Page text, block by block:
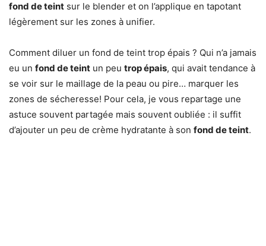
fond de teint sur le blender et on l’applique en tapotant
légèrement sur les zones à unifier.
Comment diluer un fond de teint trop épais ? Qui n’a jamais
eu un fond de teint un peu trop épais, qui avait tendance à
se voir sur le maillage de la peau ou pire… marquer les
zones de sécheresse! Pour cela, je vous repartage une
astuce souvent partagée mais souvent oubliée : il suffit
d’ajouter un peu de crème hydratante à son fond de teint.